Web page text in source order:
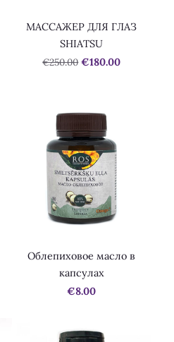
МАССАЖЕР ДЛЯ ГЛАЗ
SHIATSU
€250.00 €180.00
Облепиховое масло в
капсулах
€8.00